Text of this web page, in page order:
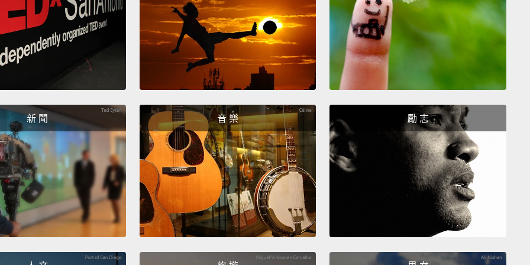
行員或空服員的常態性空中飛人因為輻射而有較高的罹癌風
險。但別擔心，比起因那輻射所造成的癌症，你也許更有可能
新 聞 音 樂 勵 志